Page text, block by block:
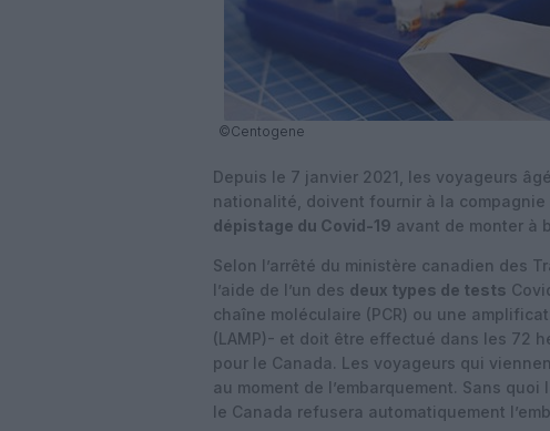
©Centogene
Depuis le 7 janvier 2021, les voyageurs
nationalité, doivent fournir à la compagnie
dépistage du Covid-19 avant de monter à
Selon l’arrêté du ministère canadien des
l’aide de l’un des deux types de tests
chaîne moléculaire (PCR) ou une
(LAMP)- et doit être effectué dans les 72
pour le Canada. Les voyageurs qui
au moment de l’embarquement. Sans
le Canada refusera automatiquement